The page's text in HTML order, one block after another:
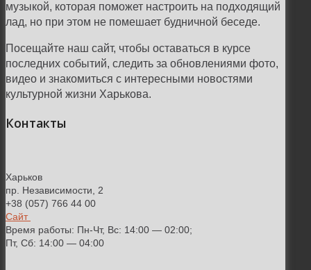
музыкой, которая поможет настроить на подходящий
лад, но при этом не помешает будничной беседе.
Посещайте наш сайт, чтобы оставаться в курсе
последних событий, следить за обновлениями фото,
видео и знакомиться с интересными новостями
культурной жизни Харькова.
Контакты
Харьков
пр. Независимости, 2
+38 (057) 766 44 00
Сайт
Время работы: Пн-Чт, Вс: 14:00 — 02:00;
Пт, Сб: 14:00 — 04:00